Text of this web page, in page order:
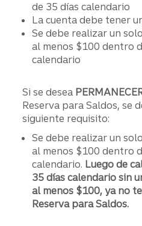
de 35 días calendario
La cuenta debe tener
Se debe realizar un
al menos $100 dentro
calendario
Si se desea
Reserva para Saldos, se
siguiente requisito:
Se debe realizar un
al menos $100 dentro
calendario. Luego de
35 días calendario sin
al menos $100, ya no
Reserva para Saldos.